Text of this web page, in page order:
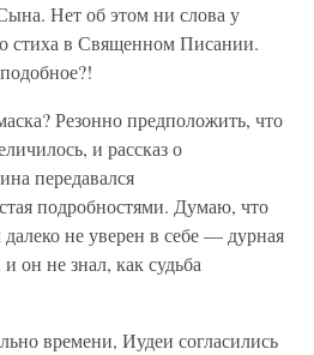
Нет об этом ни слова у
стиха в Священном Писании.
Резонно предположить, что
и рассказ о
передавался
подробностями. Думаю, что
не уверен в себе — дурная
он не знал, как судьба
времени, Иудеи согласились